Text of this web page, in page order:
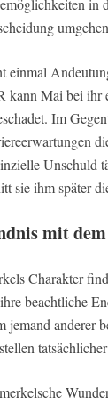
in
einmal
kann Mai bei ihr
Im
Unschuld
sie ihm später
mit
Charakter
beachtliche
jemand anderer